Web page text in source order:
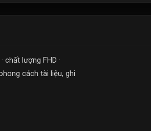
lượng FHD ·
cách tài liệu, ghi